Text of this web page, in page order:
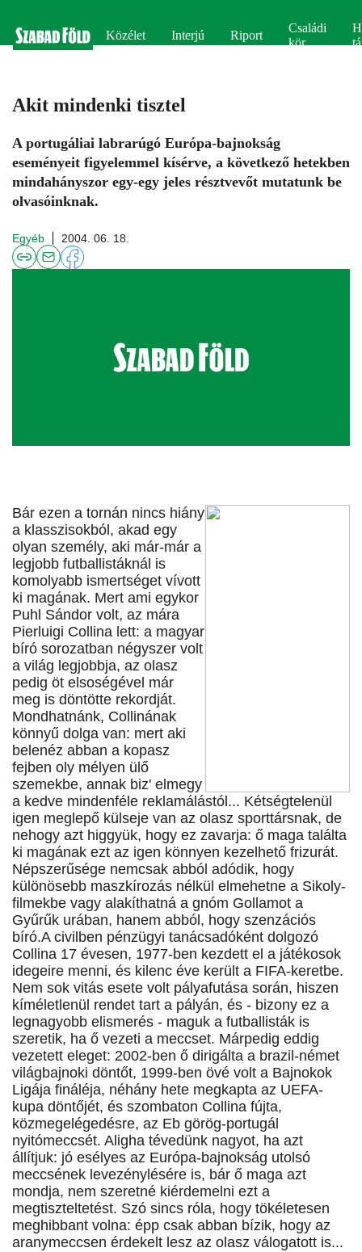
Közélet Interjú Riport
Családi
kör
Akit mindenki tisztel
A portugáliai labrarúgó Európa-bajnokság
eseményeit figyelemmel kísérve, a következő hetekben
mindahányszor egy-egy jeles résztvevőt mutatunk be
olvasóinknak.
Egyéb 2004. 06. 18.
Bár ezen a tornán nincs hiány
a klasszisokból, akad egy
olyan személy, aki már-már a
legjobb futballistáknál is
komolyabb ismertséget vívott
ki magának. Mert ami egykor
Puhl Sándor volt, az mára
Pierluigi Collina lett: a magyar
bíró sorozatban négyszer volt
a világ legjobbja, az olasz
pedig öt elsoségével már
meg is döntötte rekordját.
Mondhatnánk, Collinának
könnyű dolga van: mert aki
belenéz abban a kopasz
fejben oly mélyen ülő
szemekbe, annak biz' elmegy
a kedve mindenféle reklamálástól... Kétségtelenül
igen meglepő külseje van az olasz sporttársnak, de
nehogy azt higgyük, hogy ez zavarja: ő maga találta
ki magának ezt az igen könnyen kezelhető frizurát.
Népszerűsége nemcsak abból adódik, hogy
különösebb maszkírozás nélkül elmehetne a Sikoly-
filmekbe vagy alakíthatná a gnóm Gollamot a
Gyűrűk urában, hanem abból, hogy szenzációs
bíró.A civilben pénzügyi tanácsadóként dolgozó
Collina 17 évesen, 1977-ben kezdett el a játékosok
idegeire menni, és kilenc éve került a FIFA-keretbe.
Nem sok vitás esete volt pályafutása során, hiszen
kíméletlenül rendet tart a pályán, és - bizony ez a
legnagyobb elismerés - maguk a futballisták is
szeretik, ha ő vezeti a meccset. Márpedig eddig
vezetett eleget: 2002-ben ő dirigálta a brazil-német
világbajnoki döntőt, 1999-ben övé volt a Bajnokok
Ligája fináléja, néhány hete megkapta az UEFA-
kupa döntőjét, és szombaton Collina fújta,
közmegelégedésre, az Eb görög-portugál
nyitómeccsét. Aligha tévedünk nagyot, ha azt
állítjuk: jó esélyes az Európa-bajnokság utolsó
meccsének levezénylésére is, bár ő maga azt
mondja, nem szeretné kiérdemelni ezt a
megtiszteltetést. Szó sincs róla, hogy tökéletesen
meghibbant volna: épp csak abban bízik, hogy az
aranymeccsen érdekelt lesz az olasz válogatott is...